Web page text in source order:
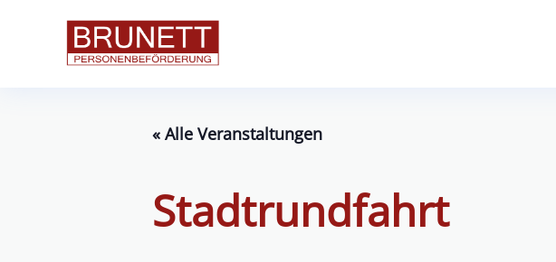
« Alle Veranstaltungen
Stadtrundfahrt